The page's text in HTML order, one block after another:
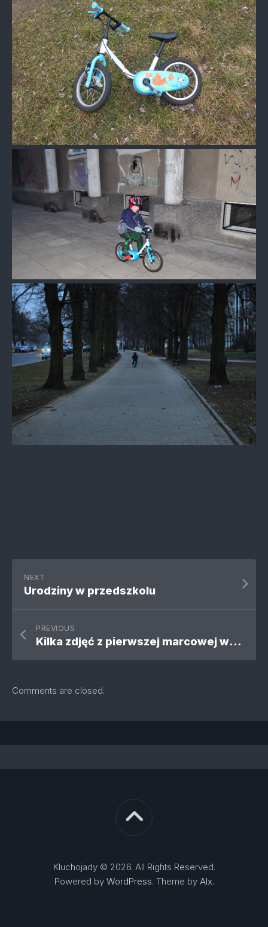
NEXT
Urodziny w przedszkolu
PREVIOUS
Kilka zdjęć z pierwszej marcowej wizyty pod lasem
Comments are closed.
Kluchojady © 2026. All Rights Reserved.
Powered by WordPress. Theme by Alx.